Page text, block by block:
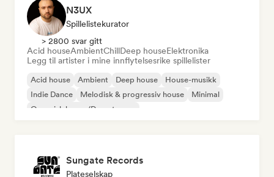
N3UX
Spillelistekurator
> 2800 svar gitt
Acid houseAmbientChillDeep houseElektronika
Legg til artister i mine innflytelsesrike spillelister
Acid house Ambient Deep house
House-musikk
Indie Dance
Melodisk & progressiv house
Minimal
Organisk house/Downtempo
Sungate Records
Plateselskap